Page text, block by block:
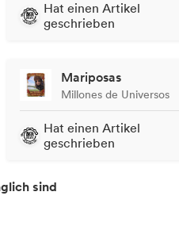
Hat einen Artikel
geschrieben
Mariposas
Millones de Universos
Hat einen Artikel
geschrieben
sind